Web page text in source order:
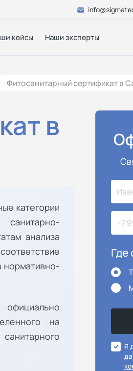
кейсы Наши эксперты
Фитосанитарный сертификат в
в
категории
анализа
нормативно-
на
Где
Я